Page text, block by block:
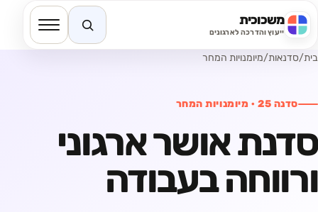
משכוכית
ייעוץ והדרכה לארגוניםחיפוש באתר
בית/סדנאות/מיומנויות המחר
סדנה 25
· מיומנויות המחר
סדנת אושר ארגוני
ורווחה בעבודה